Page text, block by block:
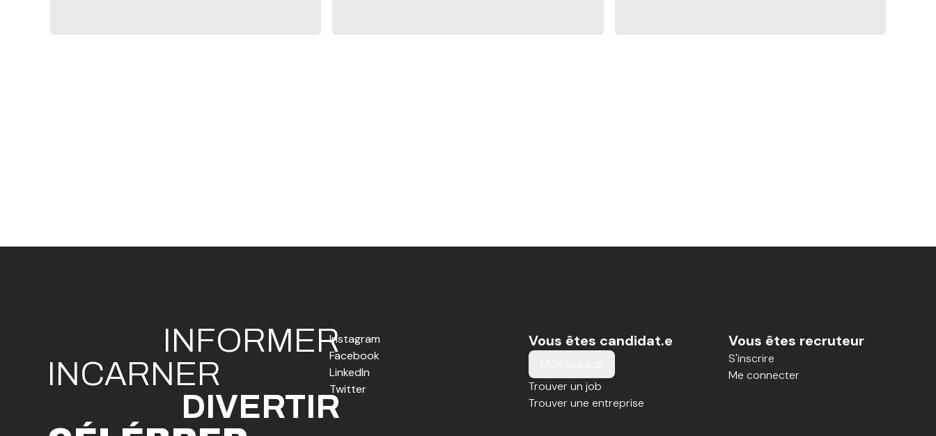
INFORMER
INCARNER
DIVERTIR
Instagram
Facebook
LinkedIn
Twitter
Vous êtes candidat.e
Trouver un job
Trouver une entreprise
Vous êtes recruteur
S'inscrire
Me connecter